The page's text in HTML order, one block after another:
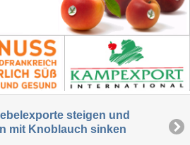
steigen und
mit Knoblauch sinken